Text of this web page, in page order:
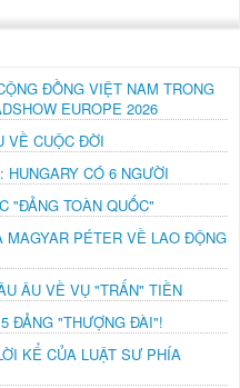
ĐỒNG VIỆT NAM TRONG
EUROPE 2026
VỀ CUỘC ĐỜI
HUNGARY CÓ 6 NGƯỜI
"ĐẢNG TOÀN QUỐC"
PÉTER VỀ LAO ĐỘNG
ÂU VỀ VỤ "TRẤN" TIỀN
ĐẢNG "THƯỢNG ĐÀI"!
KỂ CỦA LUẬT SƯ PHÍA